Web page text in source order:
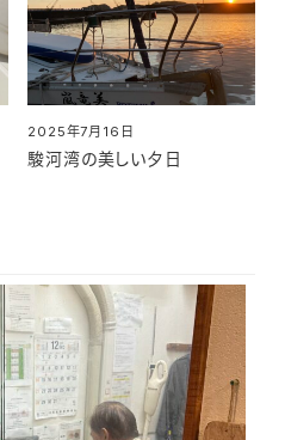
駿河湾の美しい夕日
投稿日
2025年7月16日